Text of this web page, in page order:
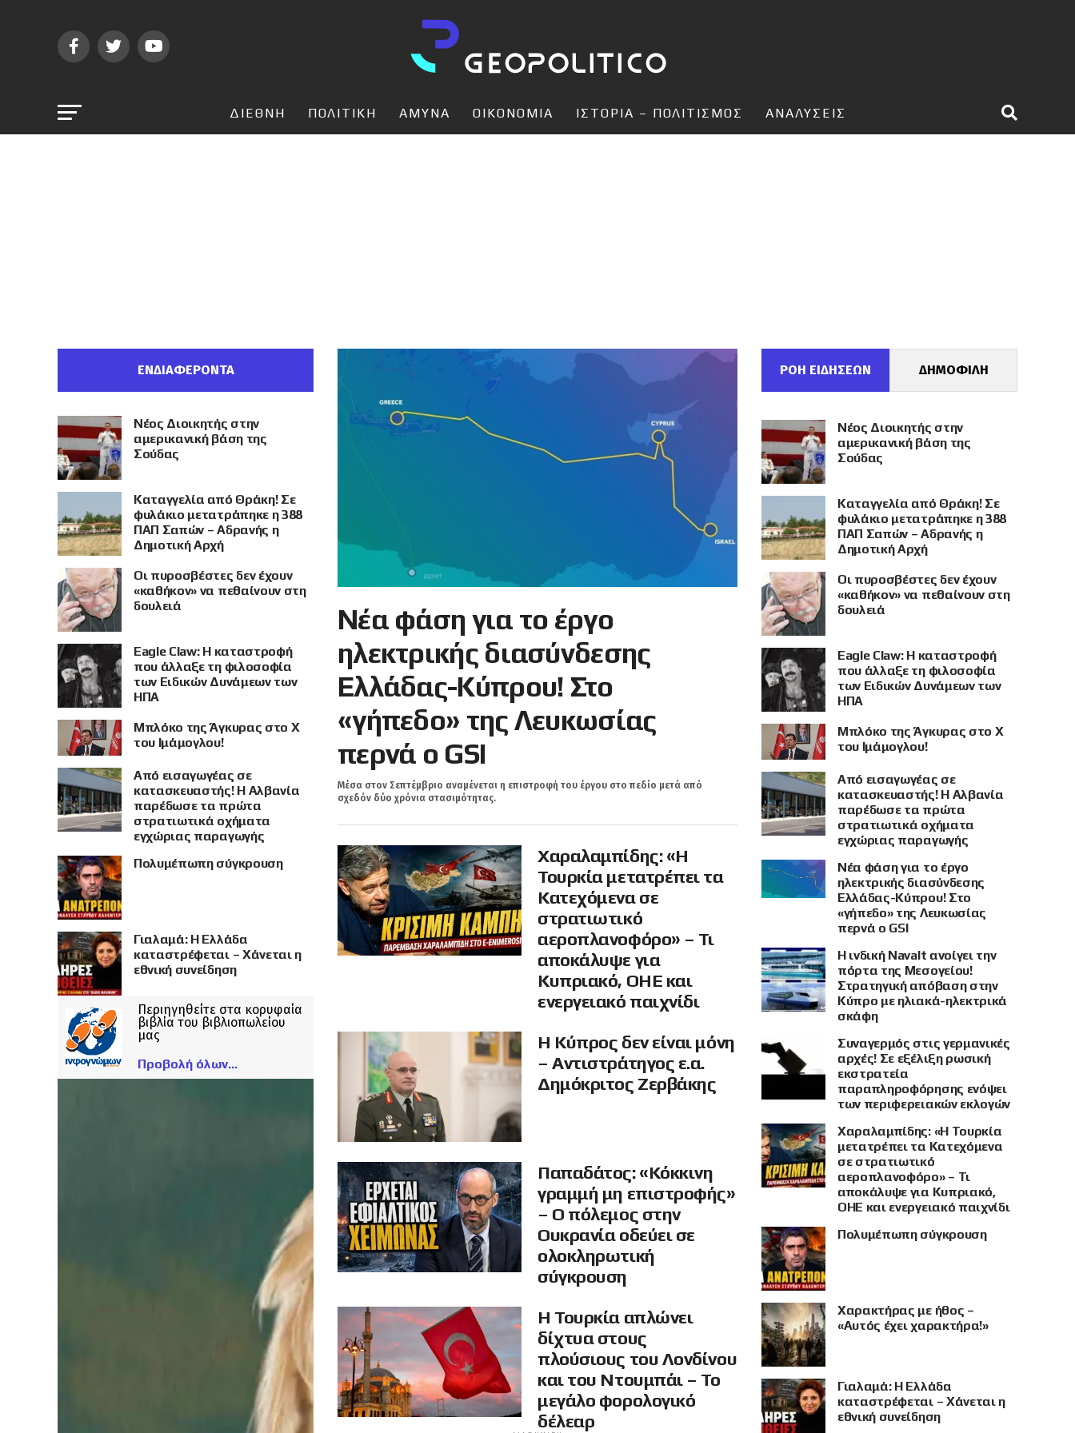
ΔΙΕΘΝΗ ΠΟΛΙΤΙΚΗ ΑΜΥΝΑ ΟΙΚΟΝΟΜΙΑ ΙΣΤΟΡΙΑ – ΠΟΛΙΤΙΣΜΟΣ ΑΝΑΛΥΣΕΙΣ
Νέα φάση για το έργο
ηλεκτρικής διασύνδεσης
Ελλάδας-Κύπρου! Στο
«γήπεδο» της Λευκωσίας
περνά ο GSI
Μέσα στον Σεπτέμβριο αναμένεται η επιστροφή του έργου στο πεδίο μετά από
σχεδόν δύο χρόνια στασιμότητας.
Χαραλαμπίδης: «Η
Τουρκία μετατρέπει τα
Κατεχόμενα σε
στρατιωτικό
αεροπλανοφόρο» – Τι
αποκάλυψε για
Κυπριακό, ΟΗΕ και
ενεργειακό παιχνίδι
Η Κύπρος δεν είναι μόνη
– Αντιστράτηγος ε.α.
Δημόκριτος Ζερβάκης
Παπαδάτος: «Κόκκινη
γραμμή μη επιστροφής»
– Ο πόλεμος στην
Ουκρανία οδεύει σε
ολοκληρωτική
σύγκρουση
Η Τουρκία απλώνει
δίχτυα στους
πλούσιους του Λονδίνου
και του Ντουμπάι – Το
μεγάλο φορολογικό
δέλεαρ
ΕΝΔΙΑΦΕΡΟΝΤΑ
Νέος Διοικητής στην
αμερικανική βάση της
Σούδας
Καταγγελία από Θράκη! Σε
φυλάκιο μετατράπηκε η 388
ΠΑΠ Σαπών – Αδρανής η
Δημοτική Αρχή
Οι πυροσβέστες δεν έχουν
«καθήκον» να πεθαίνουν στη
δουλειά
Eagle Claw: Η καταστροφή
που άλλαξε τη φιλοσοφία
των Ειδικών Δυνάμεων των
ΗΠΑ
Μπλόκο της Άγκυρας στο X
του Ιμάμογλου!
Από εισαγωγέας σε
κατασκευαστής! Η Αλβανία
παρέδωσε τα πρώτα
στρατιωτικά οχήματα
εγχώριας παραγωγής
Πολυμέπωπη σύγκρουση
Γιαλαμά: Η Ελλάδα
καταστρέφεται – Χάνεται η
εθνική συνείδηση
Περιηγηθείτε στα κορυφαία
βιβλία του βιβλιοπωλείου
μας
Προβολή όλων
ΡΟΗ ΕΙΔΗΣΕΩΝ ΔΗΜΟΦΙΛΗ
Νέος Διοικητής στην
αμερικανική βάση της
Σούδας
Καταγγελία από Θράκη! Σε
φυλάκιο μετατράπηκε η 388
ΠΑΠ Σαπών – Αδρανής η
Δημοτική Αρχή
Οι πυροσβέστες δεν έχουν
«καθήκον» να πεθαίνουν στη
δουλειά
Eagle Claw: Η καταστροφή
που άλλαξε τη φιλοσοφία
των Ειδικών Δυνάμεων των
ΗΠΑ
Μπλόκο της Άγκυρας στο X
του Ιμάμογλου!
Από εισαγωγέας σε
κατασκευαστής! Η Αλβανία
παρέδωσε τα πρώτα
στρατιωτικά οχήματα
εγχώριας παραγωγής
Νέα φάση για το έργο
ηλεκτρικής διασύνδεσης
Ελλάδας-Κύπρου! Στο
«γήπεδο» της Λευκωσίας
περνά ο GSI
Η ινδική Navalt ανοίγει την
πόρτα της Μεσογείου!
Στρατηγική απόβαση στην
Κύπρο με ηλιακά-ηλεκτρικά
σκάφη
Συναγερμός στις γερμανικές
αρχές! Σε εξέλιξη ρωσική
εκστρατεία
παραπληροφόρησης ενόψει
των περιφερειακών εκλογών
Χαραλαμπίδης: «Η Τουρκία
μετατρέπει τα Κατεχόμενα
σε στρατιωτικό
αεροπλανοφόρο» – Τι
αποκάλυψε για Κυπριακό,
ΟΗΕ και ενεργειακό παιχνίδι
Πολυμέπωπη σύγκρουση
Χαρακτήρας με ήθος –
«Αυτός έχει χαρακτήρα!»
Γιαλαμά: Η Ελλάδα
καταστρέφεται – Χάνεται η
εθνική συνείδηση